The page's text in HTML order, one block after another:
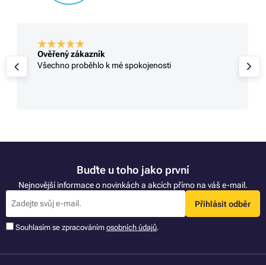
Ověřený zákazník
Všechno proběhlo k mé spokojenosti
Buďte u toho jako první
Nejnovější informace o novinkách a akcích přímo na váš e-mail.
Přihlásit odběr
Souhlasím se zpracováním osobních údajů.